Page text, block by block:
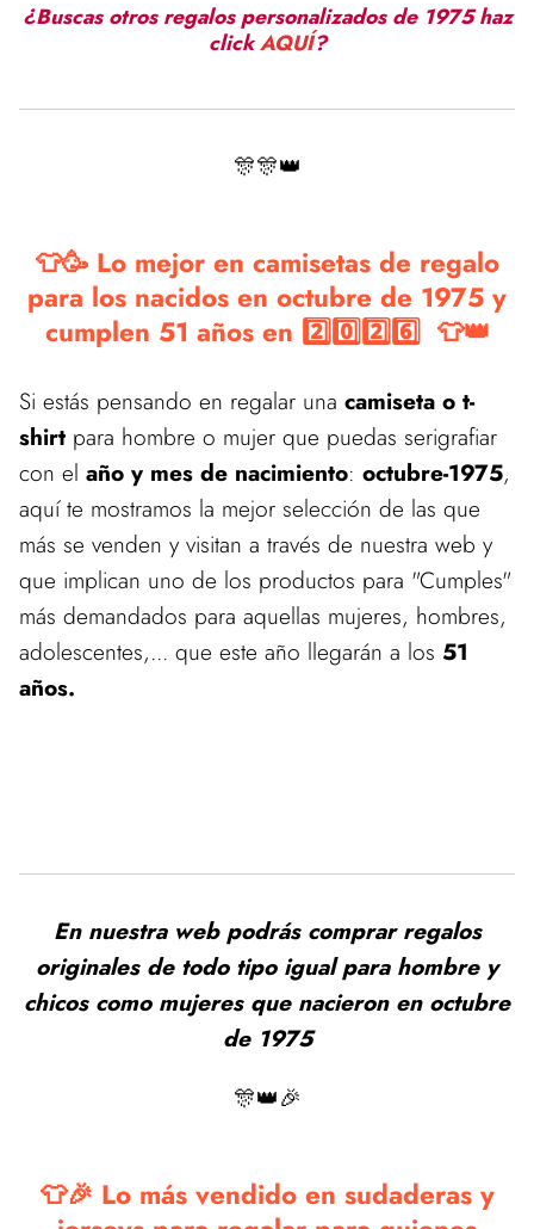
¿Buscas otros regalos personalizados de 1975 haz
clickAQUÍ?
🎊🎊👑
👕🥳 Lo mejor en camisetas de regalo
para los nacidos en octubre de 1975 y
cumplen 51 años en 2️⃣0️⃣2️⃣6️⃣ 👕👑
Si estás pensando en regalar una camiseta o t-
shirt para hombre o mujer que puedas serigrafiar
con el año y mes de nacimiento: octubre-1975,
aquí te mostramos la mejor selección de las que
más se venden y visitan a través de nuestra web y
que implican uno de los productos para "Cumples"
más demandados para aquellas mujeres, hombres,
adolescentes,... que este año llegarán a los 51
años.
En nuestra web podrás comprar regalos
originales de todo tipo igual para hombre y
chicos como mujeres que nacieron en octubre
de 1975
🎊👑🎉
👕🎉 Lo más vendido en sudaderas y